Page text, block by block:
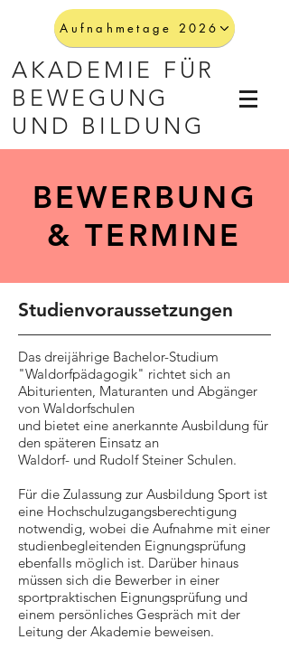
Aufnahmetage 2026
AKADEMIE FÜR
BEWEGUNG
UND BILDUNG
BEWERBUNG
& TERMINE
Das dreijährige Bachelor-Studium
"Waldorfpädagogik" richtet sich an
Abiturienten, Maturanten und Abgänger
von Waldorfschulen
und bietet eine anerkannte Ausbildung für
den späteren Einsatz an
Waldorf- und Rudolf Steiner Schulen.
Für die Zulassung zur Ausbildung Sport ist
eine Hochschulzugangsberechtigung
notwendig, wobei die Aufnahme mit einer
studienbegleitenden Eignungsprüfung
ebenfalls möglich ist. Darüber hinaus
müssen sich die Bewerber in einer
sportpraktischen Eignungsprüfung und
einem persönliches Gespräch mit der
Leitung der Akademie beweisen.
Studienvoraussetzungen